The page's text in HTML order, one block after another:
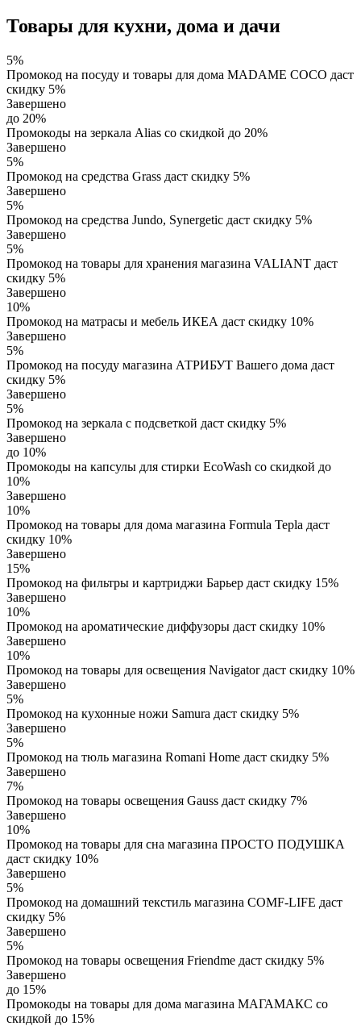
Товары для кухни, дома и дачи
5%
Промокод на посуду и товары для дома MADAME COCO даст
скидку 5%
Завершено
до 20%
Промокоды на зеркала Alias со скидкой до 20%
Завершено
5%
Промокод на средства Grass даст скидку 5%
Завершено
5%
Промокод на средства Jundo, Synergetic даст скидку 5%
Завершено
5%
Промокод на товары для хранения магазина VALIANT даст
скидку 5%
Завершено
10%
Промокод на матрасы и мебель ИКЕА даст скидку 10%
Завершено
5%
Промокод на посуду магазина АТРИБУТ Вашего дома даст
скидку 5%
Завершено
5%
Промокод на зеркала с подсветкой даст скидку 5%
Завершено
до 10%
Промокоды на капсулы для стирки EcoWash со скидкой до
10%
Завершено
10%
Промокод на товары для дома магазина Formula Tepla даст
скидку 10%
Завершено
15%
Промокод на фильтры и картриджи Барьер даст скидку 15%
Завершено
10%
Промокод на ароматические диффузоры даст скидку 10%
Завершено
10%
Промокод на товары для освещения Navigator даст скидку 10%
Завершено
5%
Промокод на кухонные ножи Samura даст скидку 5%
Завершено
5%
Промокод на тюль магазина Romani Home даст скидку 5%
Завершено
7%
Промокод на товары освещения Gauss даст скидку 7%
Завершено
10%
Промокод на товары для сна магазина ПРОСТО ПОДУШКА
даст скидку 10%
Завершено
5%
Промокод на домашний текстиль магазина COMF-LIFE даст
скидку 5%
Завершено
5%
Промокод на товары освещения Friendme даст скидку 5%
Завершено
до 15%
Промокоды на товары для дома магазина МАГАМАКС со
скидкой до 15%